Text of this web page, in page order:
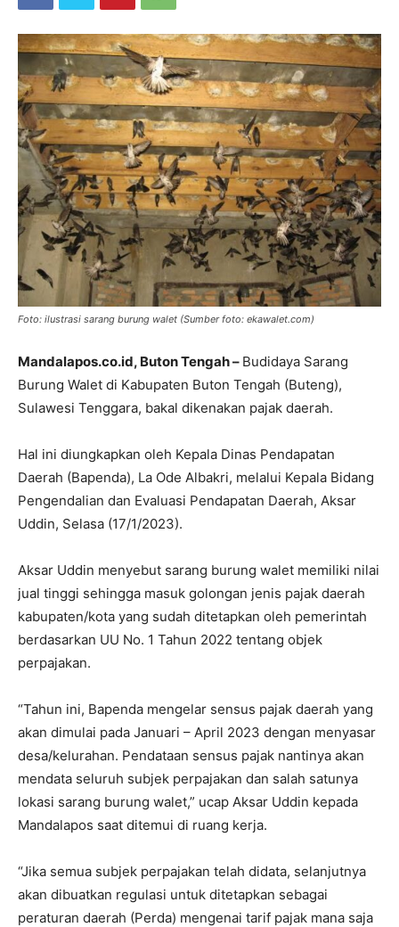
Foto: ilustrasi sarang burung walet (Sumber foto: ekawalet.com)
Mandalapos.co.id, Buton Tengah – Budidaya Sarang
Burung Walet di Kabupaten Buton Tengah (Buteng),
Sulawesi Tenggara, bakal dikenakan pajak daerah.
Hal ini diungkapkan oleh Kepala Dinas Pendapatan
Daerah (Bapenda), La Ode Albakri, melalui Kepala Bidang
Pengendalian dan Evaluasi Pendapatan Daerah, Aksar
Uddin, Selasa (17/1/2023).
Aksar Uddin menyebut sarang burung walet memiliki nilai
jual tinggi sehingga masuk golongan jenis pajak daerah
kabupaten/kota yang sudah ditetapkan oleh pemerintah
berdasarkan UU No. 1 Tahun 2022 tentang objek
perpajakan.
“Tahun ini, Bapenda mengelar sensus pajak daerah yang
akan dimulai pada Januari – April 2023 dengan menyasar
desa/kelurahan. Pendataan sensus pajak nantinya akan
mendata seluruh subjek perpajakan dan salah satunya
lokasi sarang burung walet,” ucap Aksar Uddin kepada
Mandalapos saat ditemui di ruang kerja.
“Jika semua subjek perpajakan telah didata, selanjutnya
akan dibuatkan regulasi untuk ditetapkan sebagai
peraturan daerah (Perda) mengenai tarif pajak mana saja